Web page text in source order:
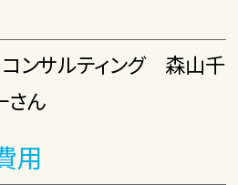
コンサルティング 森山千
さん
用